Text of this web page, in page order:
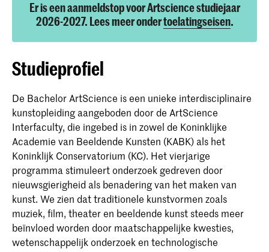
Er is een aanmeldstop voor Artscience studiejaar
2026-2027. Lees meer ondertoelatingseisen.
Studieprofiel
De Bachelor ArtScience is een unieke interdisciplinaire
kunstopleiding aangeboden door de ArtScience
Interfaculty, die ingebed is in zowel de Koninklijke
Academie van Beeldende Kunsten (KABK) als het
Koninklijk Conservatorium (KC). Het vierjarige
programma stimuleert onderzoek gedreven door
nieuwsgierigheid als benadering van het maken van
kunst. We zien dat traditionele kunstvormen zoals
muziek, film, theater en beeldende kunst steeds meer
beïnvloed worden door maatschappelijke kwesties,
wetenschappelijk onderzoek en technologische